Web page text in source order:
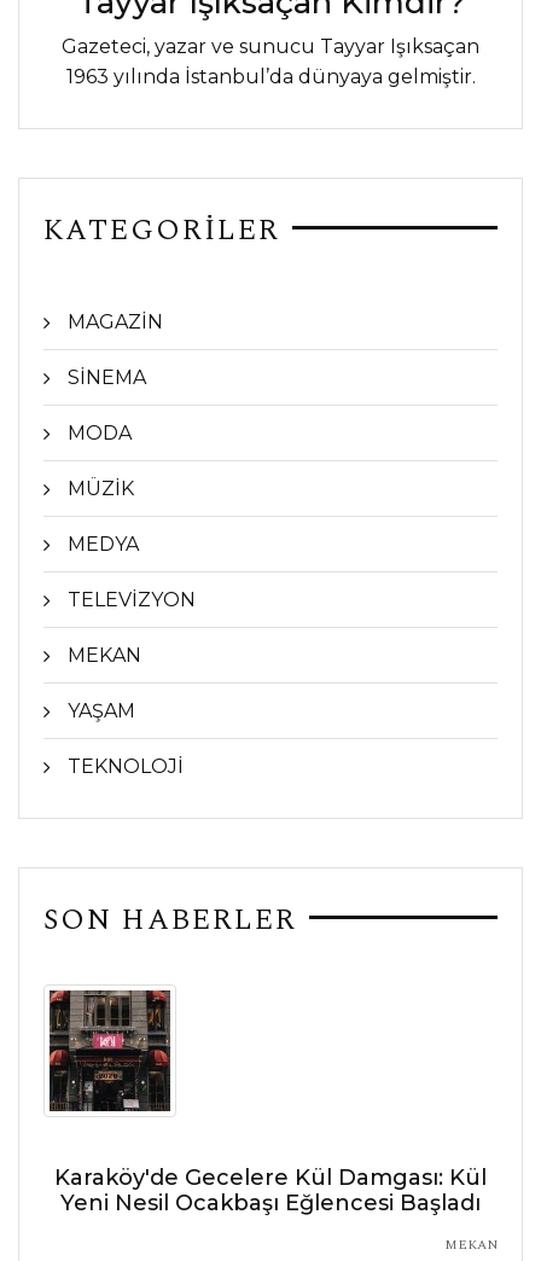
Gazeteci, yazar ve sunucu Tayyar Işıksaçan
1963 yılında İstanbul’da dünyaya gelmiştir.
KATEGORİLER
MAGAZİN
SİNEMA
MODA
MÜZİK
MEDYA
TELEVİZYON
MEKAN
YAŞAM
TEKNOLOJİ
SON HABERLER
Karaköy'de Gecelere Kül Damgası: Kül
Yeni Nesil Ocakbaşı Eğlencesi Başladı
MEKAN